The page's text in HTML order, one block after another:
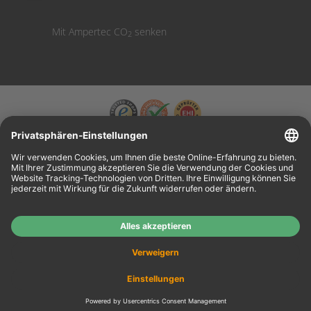
Mit Ampertec CO2 senken
Das Angebot unseres Web-Shops richtet sich nicht an
Wiederverkäufer. Wenn Sie Wiederverkäufer sind, registrieren Sie sich bitte in unserem